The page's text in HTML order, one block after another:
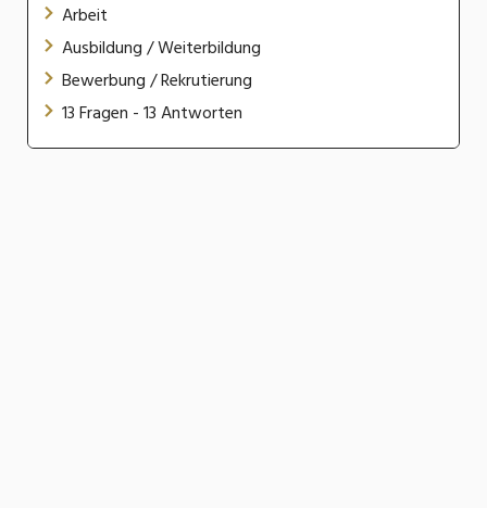
Arbeit
Ausbildung / Weiterbildung
Bewerbung / Rekrutierung
13 Fragen - 13 Antworten